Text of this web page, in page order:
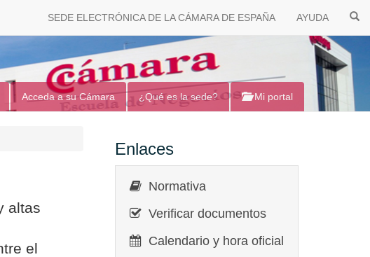
SEDE ELECTRÓNICA DE LA CÁMARA DE ESPAÑA AYUDA
Acceda a su Cámara ¿Qué es la sede? Mi portal
altas
el
Enlaces
Normativa
Verificar documentos
Calendario y hora oficial